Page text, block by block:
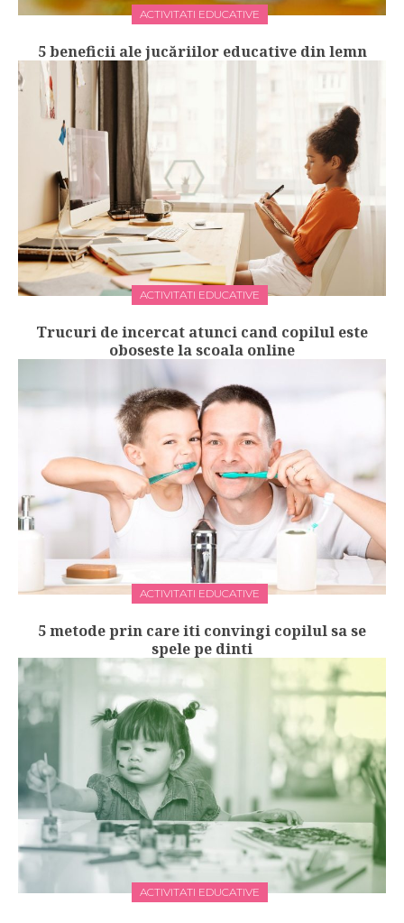
ACTIVITATI EDUCATIVE
5 beneficii ale jucăriilor educative din lemn
ACTIVITATI EDUCATIVE
Trucuri de incercat atunci cand copilul este
oboseste la scoala online
ACTIVITATI EDUCATIVE
5 metode prin care iti convingi copilul sa se
spele pe dinti
ACTIVITATI EDUCATIVE